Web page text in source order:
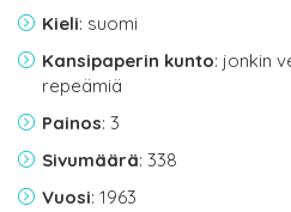
Kieli: suomi
Kansipaperin kunto: jonkin
repeämiä
Painos: 3
Sivumäärä: 338
Vuosi: 1963